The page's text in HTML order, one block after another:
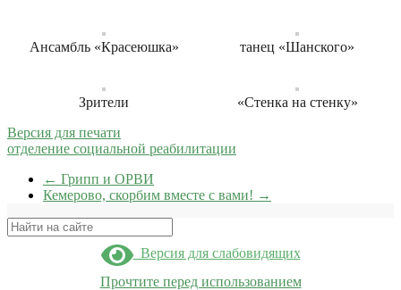
Ансамбль «Красеюшка» танец «Шанского»
Зрители
«Стенка на стенку»
Версия для печати
отделение социальной реабилитации
← Грипп и ОРВИ
Кемерово, скорбим вместе с вами! →
Поиск
Версия для слабовидящих
Прочтите перед использованием